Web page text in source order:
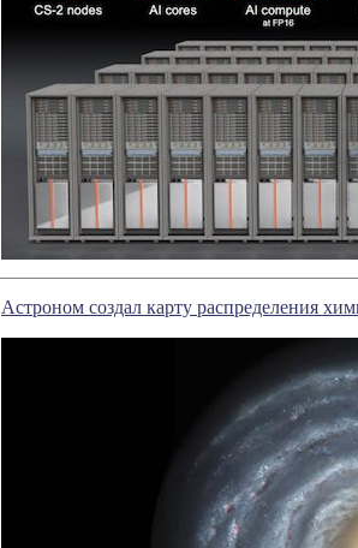
Астроном создал карту распределения